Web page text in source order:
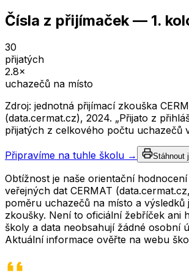
Čísla z přijímaček — 1.
30
přijatých
2.8×
uchazečů na místo
Zdroj: jednotná přijímací zkouška
(data.cermat.cz), 2024. „Přijato z
přijatých z celkového počtu uchazečů
Připravíme na tuhle školu → Stáhnout
Obtížnost je naše orientační hodnocení
veřejných dat CERMAT
poměru uchazečů na místo a výsledků
zkoušky. Není to oficiální žebříček ani
školy a data neobsahují žádné osobní
Aktuální informace ověřte na webu